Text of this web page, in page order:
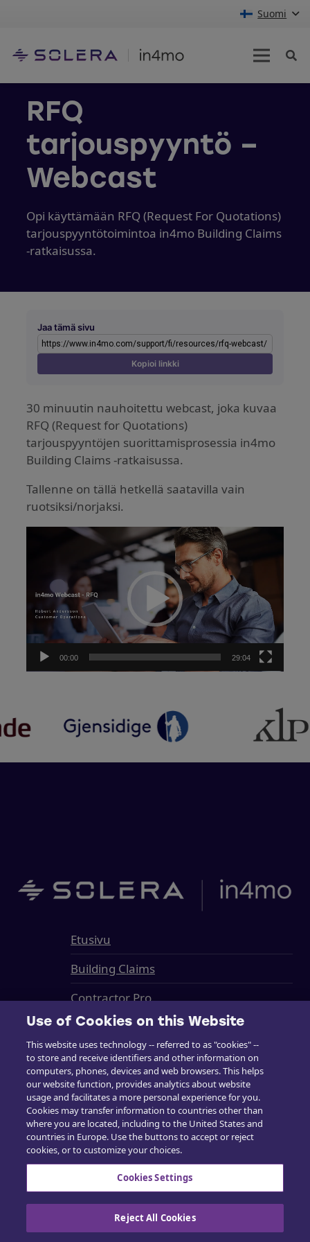
Suomi
RFQ
tarjouspyyntö –
Webcast
Opi käyttämään RFQ (Request For Quotations)
tarjouspyyntötoimintoa in4mo Building Claims
-ratkaisussa.
Jaa tämä sivu
Kopioi linkki
30 minuutin nauhoitettu webcast, joka kuvaa
RFQ (Request for Quotations)
tarjouspyyntöjen suorittamisprosessia in4mo
Building Claims -ratkaisussa.
Tallenne on tällä hetkellä saatavilla vain
ruotsiksi/norjaksi.
Videotoistin
00:00 29:04
Etusivu
Building Claims
Contractor Pro
Emission Estimatics
Tuki
Kurssit
Myynti
Use of Cookies on this Website
This website uses technology -- referred to as "cookies" --
to store and receive identifiers and other information on
computers, phones, devices and web browsers. This helps
our website function, provides analytics about website
usage and facilitates a more personal experience for you.
Cookies may transfer information to countries other than
where you are located, including to the United States and
countries in Europe. Use the buttons to accept or reject
cookies, or to customize your choices.
Cookies Settings
Reject All Cookies